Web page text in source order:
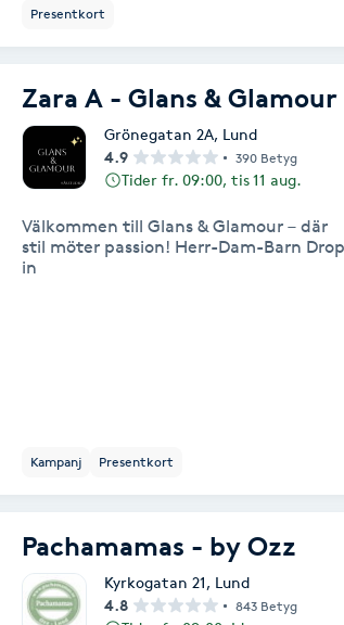
Presentkort
Zara A - Glans & Glamour
Grönegatan 2A, Lund
4.9
390 Betyg
Tider fr. 09:00, tis 11 aug.
Välkommen till Glans & Glamour – där
stil möter passion! Herr-Dam-Barn Drop
in
Kampanj Presentkort
Pachamamas - by Ozz
Kyrkogatan 21, Lund
4.8
843 Betyg